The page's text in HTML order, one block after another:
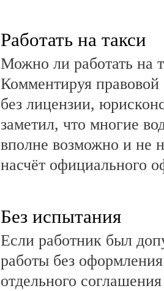
Работать на такси
Можно ли работать на
Комментируя правовой
без лицензии,
заметил, что многие
вполне возможно и не
насчёт официального
Без испытания
Если работник был
работы без
отдельного